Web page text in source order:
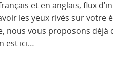
et en anglais, flux
les yeux rivés sur votre
vous proposons déjà
est ici…